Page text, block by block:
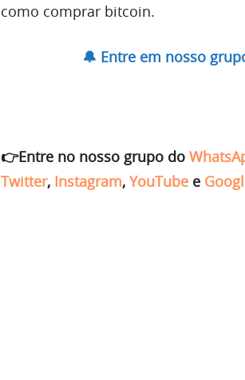
como comprar bitcoin.
🔔 Entre em nosso
👉Entre no nosso grupo do
Twitter, Instagram, YouTube e